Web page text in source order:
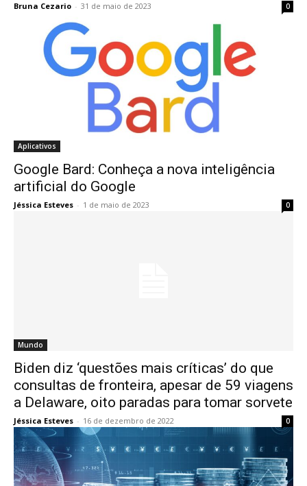
Bruna Cezario - 31 de maio de 2023 0
Aplicativos
Google Bard: Conheça a nova inteligência
artificial do Google
Jéssica Esteves - 1 de maio de 2023 0
Mundo
Biden diz ‘questões mais críticas’ do que
consultas de fronteira, apesar de 59 viagens
a Delaware, oito paradas para tomar sorvete
Jéssica Esteves - 16 de dezembro de 2022 0